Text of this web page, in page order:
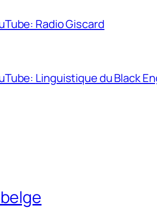
Radio Giscard
Linguistique du Black